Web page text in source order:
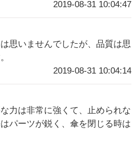
2019-08-31 10:04:47
思いませんでしたが、品質は思
2019-08-31 10:04:14
力は非常に強くて、止められな
パーツが鋭く、傘を閉じる時は